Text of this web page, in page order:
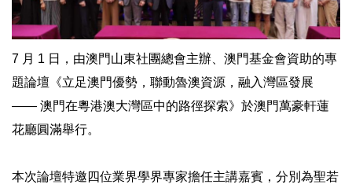
7 月 1 日，由澳門山東社團總會主辦、澳門基金會資助的專
題論壇《立足澳門優勢，聯動魯澳資源，融入灣區發展
—— 澳門在粵港澳大灣區中的路徑探索》於澳門萬豪軒蓮
花廳圓滿舉行。
本次論壇特邀四位業界學界專家擔任主講嘉賓，分別為聖若